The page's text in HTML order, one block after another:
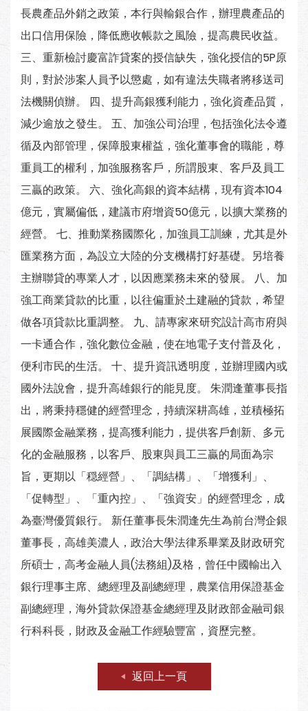
長農產品外銷之政策，本行與輸銀合作，辦理農產品的
出口信用保險，降低應收帳款之風險，提高農民收益。
三、重新檢討慶富詐貸案的授信缺失，強化授信的5P原
則，對於涉案人員予以懲處，如有違法失職者將移送司
法機關偵辦。 四、提升高銀獲利能力，強化資產品質，
減少逾放之發生。 五、加強公司治理，包括強化法令遵
循及內部管理，保障股東權益，強化董事會的職能，尊
重員工的權利，加強服務客戶，所謂股東、客戶及員工
三贏的政策。 六、強化高銀的資本結構，現有資本104
億元，實屬偏低，建議市府增資50億元，以擴大業務的
經營。 七、推動業務國際化，加強員工訓練，尤其是外
匯業務方面，為設立大陸的分支機構打好基礎。另培養
主辦聯貸的專業人才，以因應業務未來的發展。 八、加
強工商業貸款的比重，以往偏重於土建融的貸款，希望
做各項貸款比重調整。 九、請專家來研究設計高市府與
一卡通合作，強化數位金融，使在地電子支付普及化，
便利市民的生活。 十、提升資訊透明度，並辦理國內或
國外法說會，提升高雄銀行的能見度。 朱潤逢董事長指
出，將秉持穩健的經營理念，持續深耕高雄，並積極拓
展國際金融業務，提高獲利能力，提供客戶創新、多元
化的金融服務，以客戶、股東與員工三贏的局面為宗
旨，更期以「穏經營」、「調結構」、「增獲利」、
「促轉型」、「重內控」、「強資安」的經營理念，成
為臺灣優質銀行。 新任董事長朱潤逢先生為前台灣企銀
董事長，高雄美濃人，政治大學法律系畢業及財政研究
所碩士，高考金融人員(法務組)及格，曾任中國輸出入
銀行理事主席、總經理及副總經理，農業信用保證基金
副總經理，海外貸款保證基金總經理及財政部金融司銀
行科科長，財政及金融工作經驗豐富，資歷完整。
返回上一頁